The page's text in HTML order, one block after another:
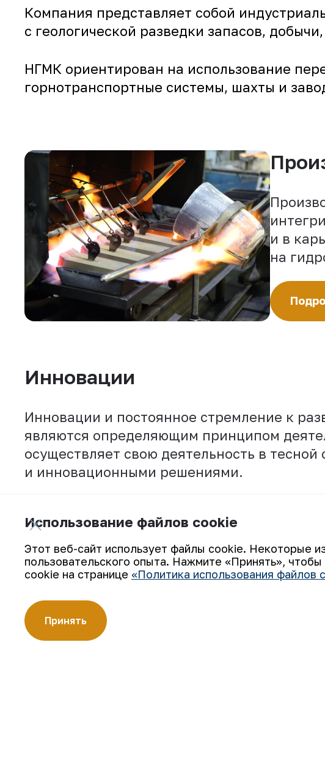
Компания представляет собой
с геологической разведки запасов,
НГМК ориентирован на использование
горнотранспортные системы, шахты и
и в
на
Инновации
Инновации и постоянное стремление к
являются определяющим принципом
осуществляет свою деятельность в
и инновационными решениями.
Подпишитесь на обновления:
Использование файлов cookie
Этот веб-сайт использует файлы cookie. Некоторые
пользовательского опыта. Нажмите «Принять»,
cookie на странице «Политика использования файлов
Принять